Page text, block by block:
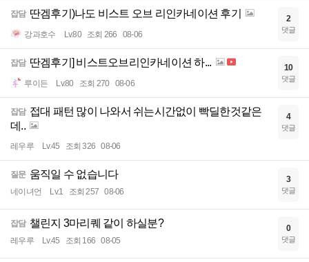
잡담 딴겜후기)나도 비스트 오브 리인카네이션 후기
강과호수 Lv.80 조회 266 08-06
2
댓글
잡담 딴겜후기] 비스트오브리인카네이션 하...
루이든 Lv.80 조회 270 08-06
10
댓글
잡담 접대 패턴 많이 나와서 쉬는시간없이 빡딜한것같은
데..
레우루 Lv.45 조회 326 08-06
4
댓글
질문 움직일 수 없습니다
네이녀언 Lv.1 조회 257 08-06
3
댓글
잡담 챌린지 3마리퀘 같이 하실분?
레우루 Lv.45 조회 166 08-05
0
댓글